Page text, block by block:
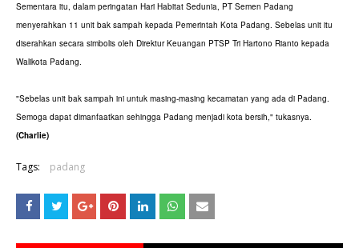
Sementara itu, dalam peringatan Hari Habitat Sedunia, PT Semen Padang
menyerahkan 11 unit bak sampah kepada Pemerintah Kota Padang. Sebelas unit itu
diserahkan secara simbolis oleh Direktur Keuangan PTSP Tri Hartono Rianto kepada
Walikota Padang.
"Sebelas unit bak sampah ini untuk masing-masing kecamatan yang ada di Padang.
Semoga dapat dimanfaatkan sehingga Padang menjadi kota bersih," tukasnya.
(Charlie)
Tags: padang